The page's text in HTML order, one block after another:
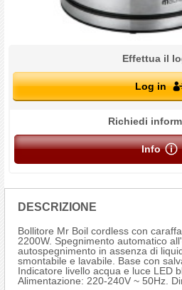
Effettua il
Log in
Richiedi
Info
DESCRIZIONE
Bollitore Mr Boil cordless con
2200W. Spegnimento automatico
autospegnimento in assenza di
smontabile e lavabile. Base con
Indicatore livello acqua e luce LED
Alimentazione: 220-240V ~ 50Hz.